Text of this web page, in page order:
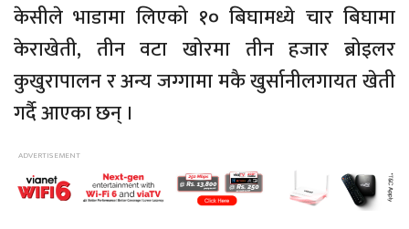
केसीले भाडामा लिएको १० बिघामध्ये चार बिघामा
केराखेती, तीन वटा खोरमा तीन हजार ब्रोइलर
कुखुरापालन र अन्य जग्गामा मकै खुर्सानीलगायत खेती
गर्दै आएका छन् ।